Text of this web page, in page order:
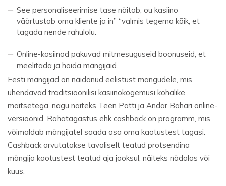
See personaliseerimise tase näitab, ou kasiino
väärtustab oma kliente ja in” “valmis tegema kõik, et
tagada nende rahulolu.
Online-kasiinod pakuvad mitmesuguseid boonuseid, et
meelitada ja hoida mängijaid.
Eesti mängijad on näidanud eelistust mängudele, mis
ühendavad traditsioonilisi kasiinokogemusi kohalike
maitsetega, nagu näiteks Teen Patti ja Andar Bahari online-
versioonid. Rahatagastus ehk cashback on programm, mis
võimaldab mängijatel saada osa oma kaotustest tagasi.
Cashback arvutatakse tavaliselt teatud protsendina
mängija kaotustest teatud aja jooksul, näiteks nädalas või
kuus.